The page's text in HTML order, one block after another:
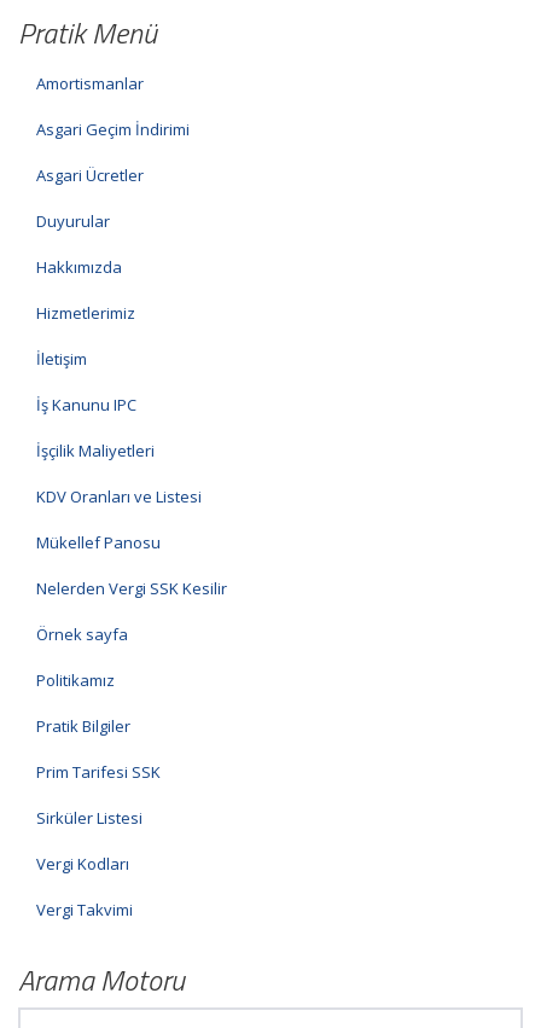
Pratik Menü
Amortismanlar
Asgari Geçim İndirimi
Asgari Ücretler
Duyurular
Hakkımızda
Hizmetlerimiz
İletişim
İş Kanunu IPC
İşçilik Maliyetleri
KDV Oranları ve Listesi
Mükellef Panosu
Nelerden Vergi SSK Kesilir
Örnek sayfa
Politikamız
Pratik Bilgiler
Prim Tarifesi SSK
Sirküler Listesi
Vergi Kodları
Vergi Takvimi
Arama Motoru